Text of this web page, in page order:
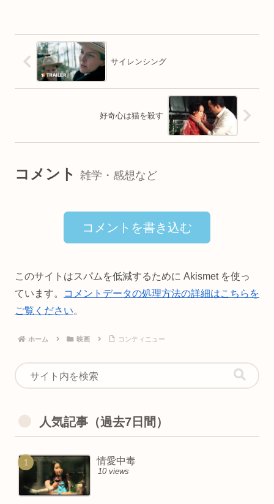
サイレンシング
好奇心は猫を殺す
コメント 雑学・感想など
コメントを書き込む
このサイトはスパムを低減するために Akismet を使っ
ています。
コメントデータの処理方法の詳細はこちらを
ご覧ください。
ホーム 映画 コンティニュー
人気記事（過去7日間）
情愛中毒
10 views